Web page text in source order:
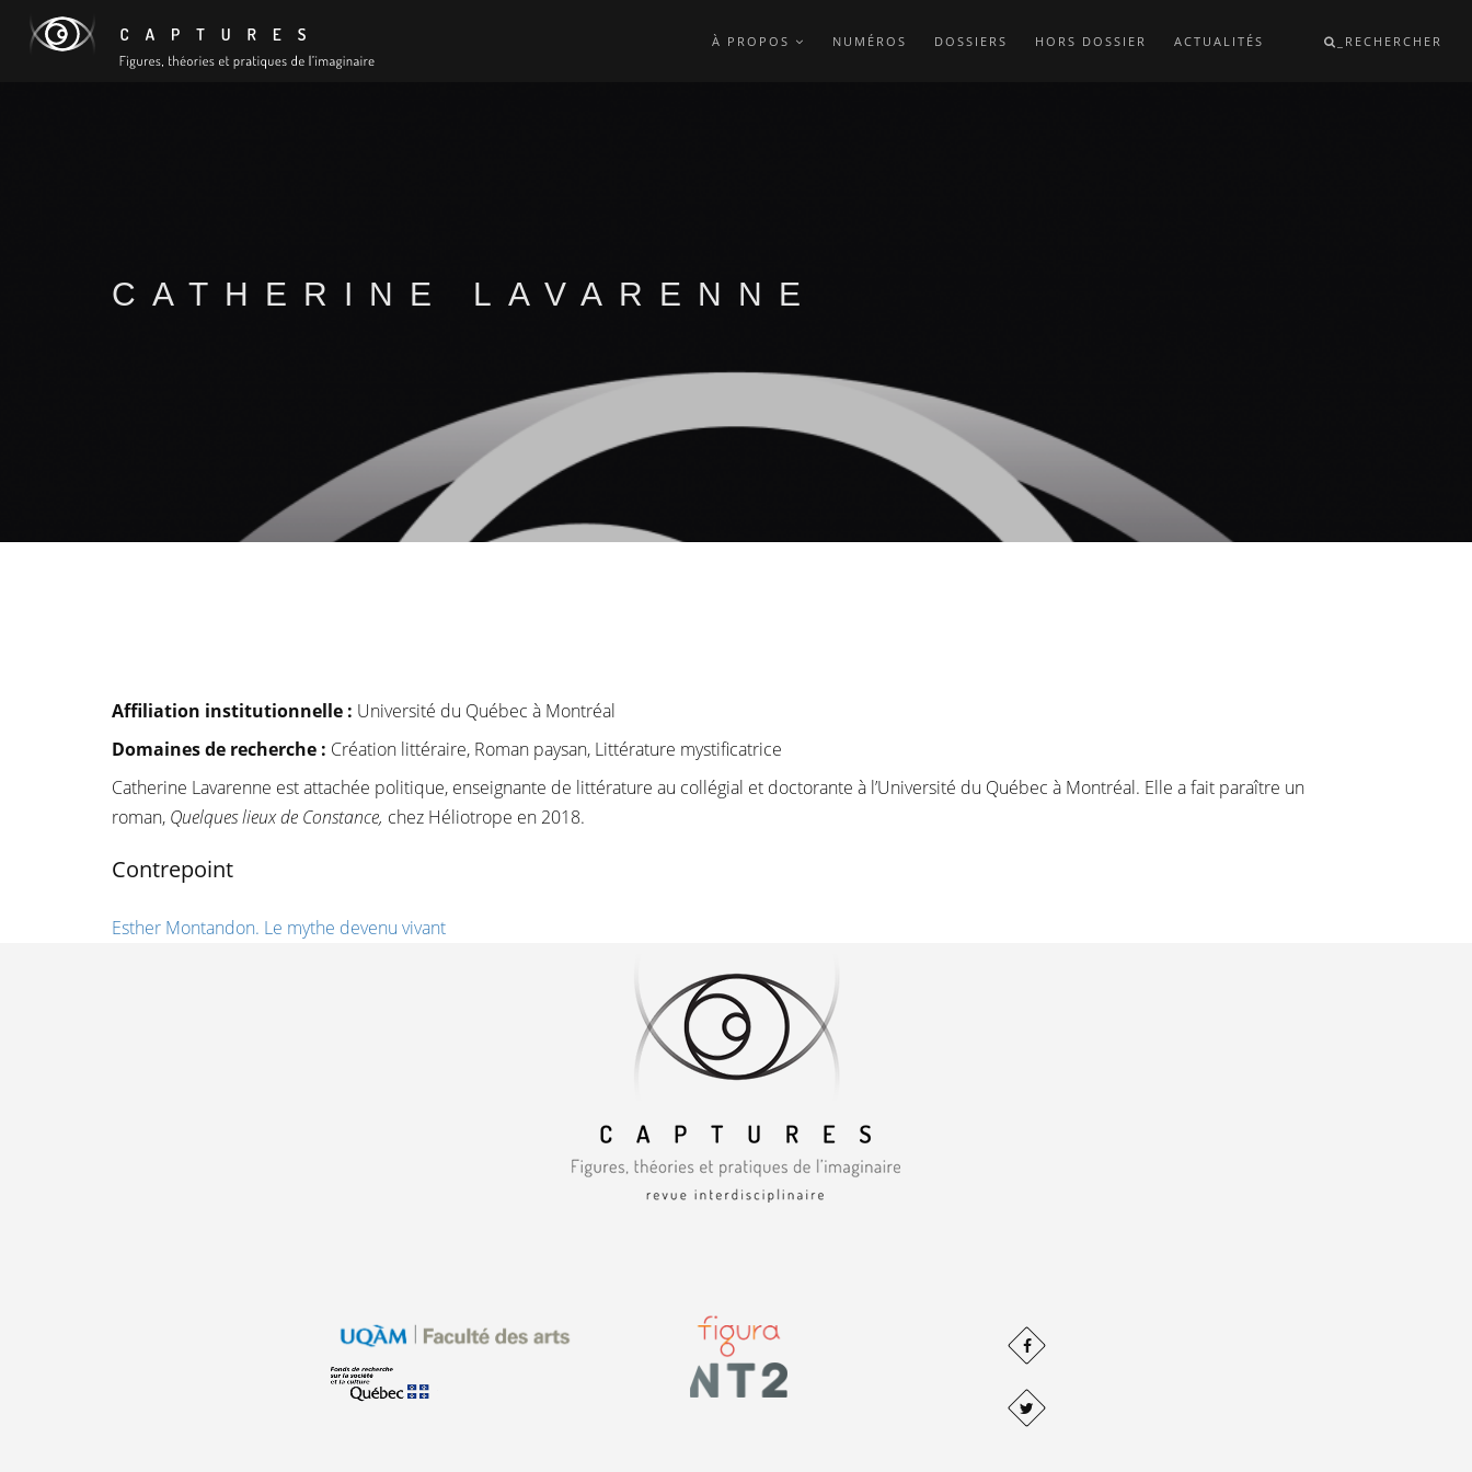
À PROPOS NUMÉROS DOSSIERS HORS DOSSIER ACTUALITÉS _RECHERCHER
CATHERINE LAVARENNE
Affiliation institutionnelle : Université du Québec à Montréal
Domaines de recherche : Création littéraire, Roman paysan, Littérature mystificatrice
Catherine Lavarenne est attachée politique, enseignante de littérature au collégial et doctorante à l’Université du Québec à Montréal. Elle a fait paraître un
roman, Quelques lieux de Constance, chez Héliotrope en 2018.
Contrepoint
Esther Montandon. Le mythe devenu vivant